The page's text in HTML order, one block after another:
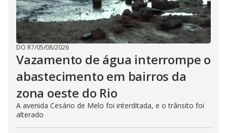
DO R7/05/08/2026
Vazamento de água interrompe o
abastecimento em bairros da
zona oeste do Rio
A avenida Cesário de Melo foi interditada, e o trânsito foi
alterado